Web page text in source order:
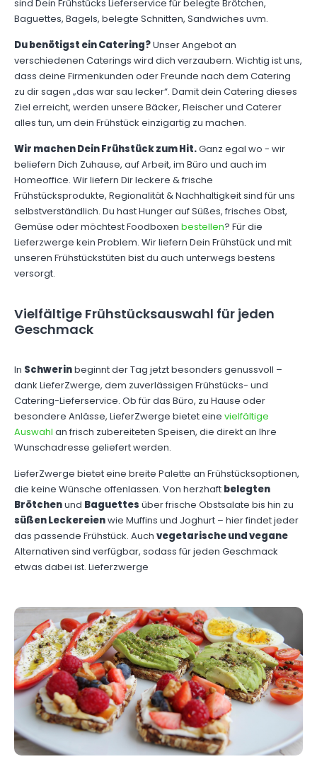
Baguettes, Bagels, belegte Schnitten, Sandwiches uvm.
Du benötigst ein Catering?Unser Angebot an
verschiedenen Caterings wird dich verzaubern. Wichtig ist uns,
dass deine Firmenkunden oder Freunde nach dem Catering
zu dir sagen „das war sau lecker“. Damit dein Catering dieses
Ziel erreicht, werden unsere Bäcker, Fleischer und Caterer
alles tun, um dein Frühstück einzigartig zu machen.
Wir machen Dein Frühstück zum Hit.Ganz egal wo - wir
beliefern Dich Zuhause, auf Arbeit, im Büro und auch im
Homeoffice. Wir liefern Dir leckere & frische
Frühstücksprodukte, Regionalität & Nachhaltigkeit sind für uns
selbstverständlich. Du hast Hunger auf Süßes, frisches Obst,
Gemüse oder möchtest Foodboxen bestellen? Für die
Lieferzwerge kein Problem. Wir liefern Dein Frühstück und mit
unseren Frühstückstüten bist du auch unterwegs bestens
versorgt.
Vielfältige Frühstücksauswahl für jeden
Geschmack
In Schwerinbeginnt der Tag jetzt besonders genussvoll –
dank LieferZwerge, dem zuverlässigen Frühstücks- und
Catering-Lieferservice. Ob für das Büro, zu Hause oder
besondere Anlässe, LieferZwerge bietet eine vielfältige
Auswahl an frisch zubereiteten Speisen, die direkt an Ihre
Wunschadresse geliefert werden.
LieferZwerge bietet eine breite Palette an Frühstücksoptionen,
die keine Wünsche offenlassen. Von herzhaft belegten
Brötchenund Baguettes über frische Obstsalate bis hin zu
süßen Leckereienwie Muffins und Joghurt – hier findet jeder
das passende Frühstück. Auch vegetarische und vegane
Alternativen sind verfügbar, sodass für jeden Geschmack
etwas dabei ist. Lieferzwerge